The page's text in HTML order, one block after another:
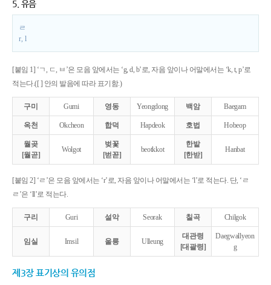
5. 유음
ㄹ
r, l
[붙임 1] ‘ㄱ, ㄷ, ㅂ’은 모음 앞에서는 ‘g, d, b’로, 자음 앞이나 어말에서는 ‘k, t, p’로
적는다.([ ] 안의 발음에 따라 표기함.)
구미 Gumi 영동 Yeongdong 백암 Baegam
옥천 Okcheon 합덕 Hapdeok 호법 Hobeop
월곶
[월곧]
Wolgot
벚꽃
[벋꼳]
beotkkot
한밭
[한받]
Hanbat
[붙임 2] ‘ㄹ’은 모음 앞에서는 ‘r’로, 자음 앞이나 어말에서는 ‘l’로 적는다. 단, ‘ㄹ
ㄹ’은 ‘ll’로 적는다.
구리 Guri 설악 Seorak 칠곡 Chilgok
임실 Imsil 울릉 Ulleung
대관령
[대괄령]
Daegwallyeon
g
제3장 표기상의 유의점